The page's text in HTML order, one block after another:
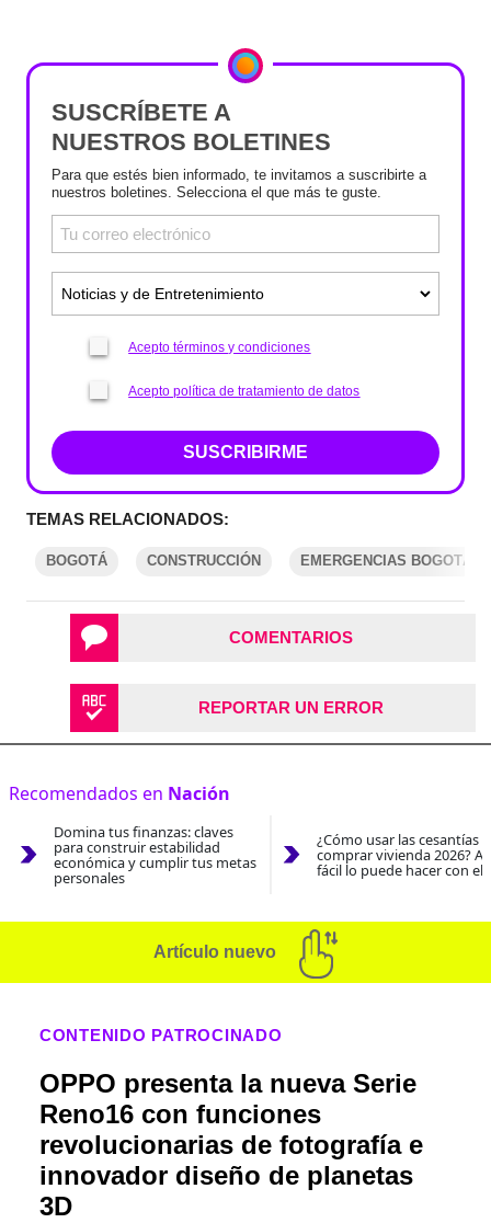
SUSCRÍBETE A
NUESTROS BOLETINES
Para que estés bien informado, te invitamos a suscribirte a
nuestros boletines. Selecciona el que más te guste.
Acepto términos y condiciones
Acepto política de tratamiento de datos
SUSCRIBIRME
TEMAS RELACIONADOS:
BOGOTÁ CONSTRUCCIÓN EMERGENCIAS BOGOTÁ
COMENTARIOS
REPORTAR UN ERROR
Recomendados en Nación
Domina tus finanzas: claves
para construir estabilidad
económica y cumplir tus metas
personales
¿Cómo usar las cesantías
comprar vivienda 2026?
fácil lo puede hacer con el
Artículo nuevo
CONTENIDO PATROCINADO
OPPO presenta la nueva Serie
Reno16 con funciones
revolucionarias de fotografía e
innovador diseño de planetas
3D